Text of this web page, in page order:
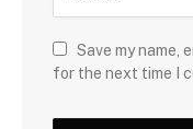
Save my name,
for the next time I